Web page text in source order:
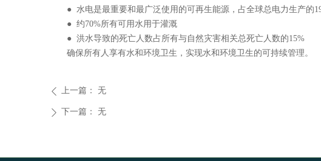
● 水电是最重要和最广泛使用的可再生能源 ，占全球总电力生产的
● 约70%所有可用水用于灌溉
● 洪水导致的死亡人数占所有与自然灾害相关总死亡人数的15%
确保所有人享有水和环境卫生，实现水和环境卫生的可持续管理。
ꄴ 上一篇： 无
ꄲ 下一篇： 无